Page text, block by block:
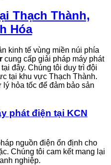
Thạch Thành,
Hóa
kinh tế vùng miền núi phía
cung cấp giải pháp máy phát
đây. Chúng tôi duy trì đội
tại khu vực Thạch Thành.
hỏa tốc để đảm bảo sản
phát điện tại KCN
nguồn điện ổn định cho
Chúng tôi cam kết mang lại
nghiệp.